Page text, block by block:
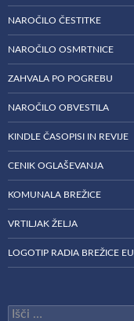
NAROČILO ČESTITKE
NAROČILO OSMRTNICE
ZAHVALA PO POGREBU
NAROČILO OBVESTILA
KINDLE ČASOPISI IN REVIJE
CENIK OGLAŠEVANJA
KOMUNALA BREŽICE
VRTILJAK ŽELJA
LOGOTIP RADIA BREŽICE EU
Išči: